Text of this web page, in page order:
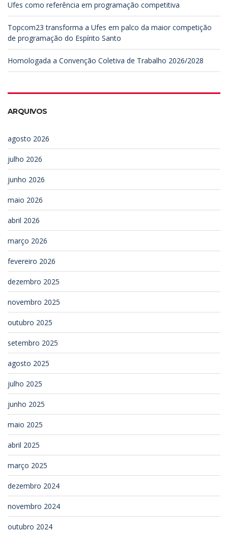
Ufes como referência em programação competitiva
Topcom23 transforma a Ufes em palco da maior competição
de programação do Espírito Santo
Homologada a Convenção Coletiva de Trabalho 2026/2028
ARQUIVOS
agosto 2026
julho 2026
junho 2026
maio 2026
abril 2026
março 2026
fevereiro 2026
dezembro 2025
novembro 2025
outubro 2025
setembro 2025
agosto 2025
julho 2025
junho 2025
maio 2025
abril 2025
março 2025
dezembro 2024
novembro 2024
outubro 2024